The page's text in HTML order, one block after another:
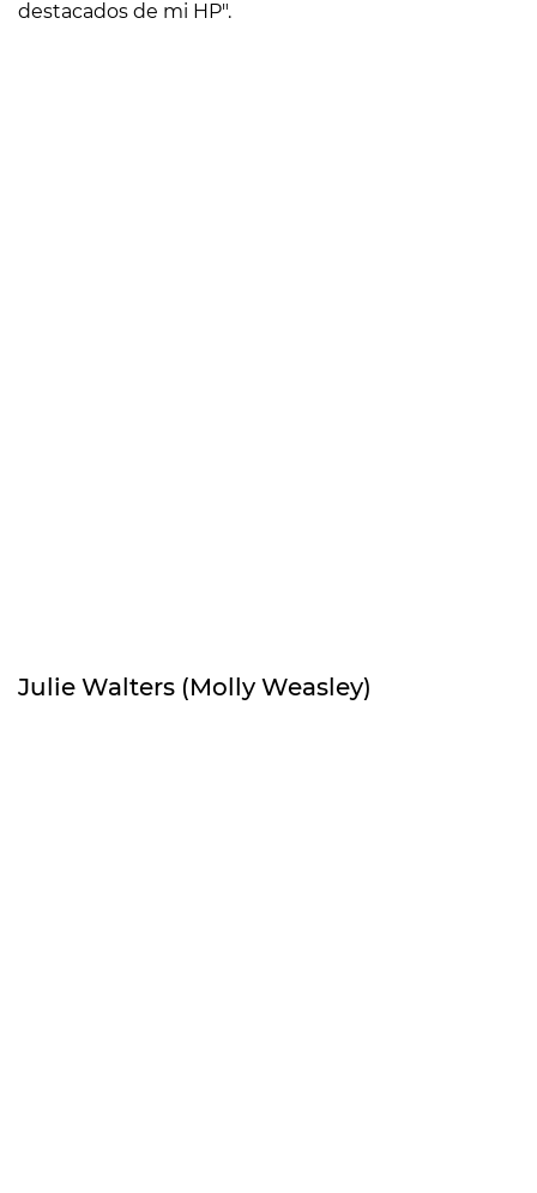
destacados de mi HP".
Julie Walters (Molly Weasley)